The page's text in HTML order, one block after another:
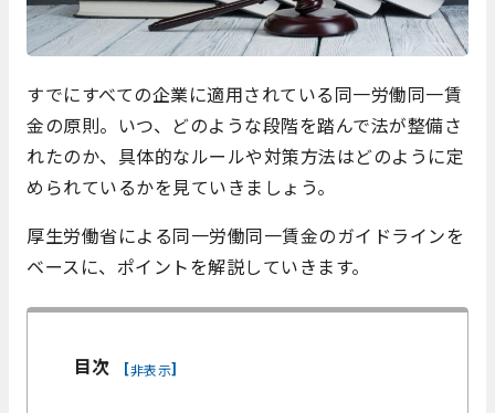
すでにすべての企業に適用されている同一労働同一賃
金の原則。いつ、どのような段階を踏んで法が整備さ
れたのか、具体的なルールや対策方法はどのように定
められているかを見ていきましょう。
厚生労働省による同一労働同一賃金のガイドラインを
ベースに、ポイントを解説していきます。
目次 [非表示]